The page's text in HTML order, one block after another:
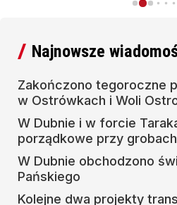
Najnowsze
Zakończono tegoroczne
w Ostrówkach i Woli
W Dubnie i w forcie
porządkowe przy
W Dubnie obchodzono
Pańskiego
Kolejne dwa projekty